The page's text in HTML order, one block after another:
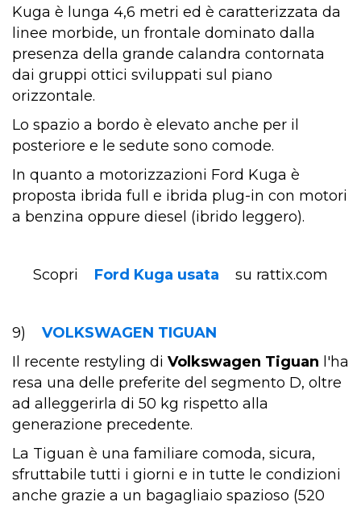
Kuga è lunga 4,6 metri ed è caratterizzata da
linee morbide, un frontale dominato dalla
presenza della grande calandra contornata
dai gruppi ottici sviluppati sul piano
orizzontale.
Lo spazio a bordo è elevato anche per il
posteriore e le sedute sono comode.
In quanto a motorizzazioni Ford Kuga è
proposta ibrida full e ibrida plug-in con motori
a benzina oppure diesel (ibrido leggero).
Scopri Ford Kuga usata su rattix.com
9)
VOLKSWAGEN TIGUAN
Il recente restyling di Volkswagen Tiguan l'ha
resa una delle preferite del segmento D, oltre
ad alleggerirla di 50 kg rispetto alla
generazione precedente.
La Tiguan è una familiare comoda, sicura,
sfruttabile tutti i giorni e in tutte le condizioni
anche grazie a un bagagliaio spazioso (520